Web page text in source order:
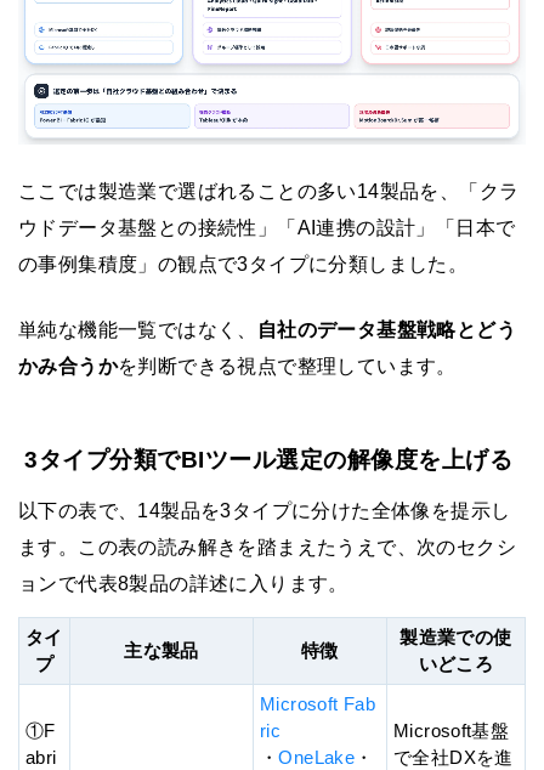
ここでは製造業で選ばれることの多い14製品を、「クラ
ウドデータ基盤との接続性」「AI連携の設計」「日本で
の事例集積度」の観点で3タイプに分類しました。
単純な機能一覧ではなく、
自社のデータ基盤戦略とどう
かみ合うかを判断できる視点で整理しています。
3タイプ分類でBIツール選定の解像度を上げる
以下の表で、14製品を3タイプに分けた全体像を提示し
ます。この表の読み解きを踏まえたうえで、次のセクシ
ョンで代表8製品の詳述に入ります。
タイ
プ
主な製品 特徴
製造業での使
いどころ
①F
abri
Microsoft Fab
ric
・OneLake ・
Microsoft基盤
で全社DXを進